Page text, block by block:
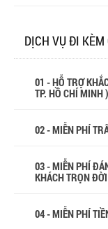
DỊCH VỤ ĐI KÈM
01 - HỖ TRỢ
TP. HỒ CHÍ MINH
02 - MIỄN PHÍ
03 - MIỄN PHÍ
KHÁCH TRỌN
04 - MIỄN PHÍ